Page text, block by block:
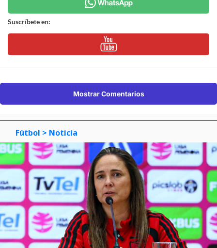
Suscríbete en:
Mostrar Comentarios
Fútbol > Noticia